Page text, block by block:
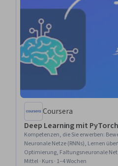
Coursera
Deep Learning mit PyTorch
Kompetenzen, die Sie erwerben:
Neuronale Netze (RNNs), Lernen
Optimierung, Faltungsneuronale
Mittel · Kurs · 1–4 Wochen